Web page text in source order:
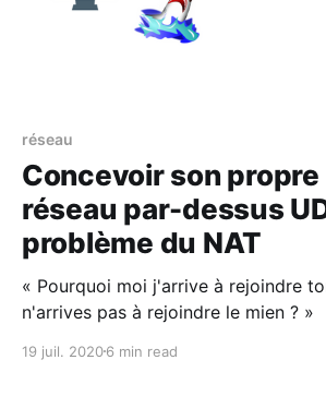
réseau
Concevoir son
réseau par-dessus
problème du NAT
« Pourquoi moi j'arrive à rejoindre
n'arrives pas à rejoindre le mien ? »
19 juil. 20206 min read